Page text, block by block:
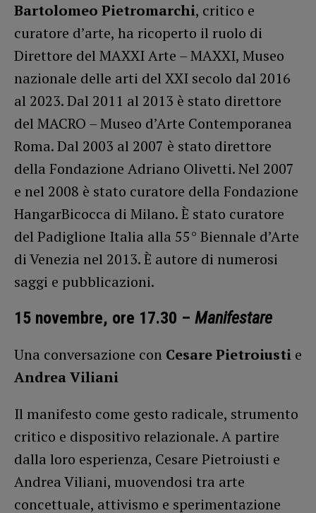
Bartolomeo Pietromarchi, critico e
curatore d’arte, ha ricoperto il ruolo di
Direttore del MAXXI Arte – MAXXI, Museo
nazionale delle arti del XXI secolo dal 2016
al 2023. Dal 2011 al 2013 è stato direttore
del MACRO – Museo d’Arte Contemporanea
Roma. Dal 2003 al 2007 è stato direttore
della Fondazione Adriano Olivetti. Nel 2007
e nel 2008 è stato curatore della Fondazione
HangarBicocca di Milano. È stato curatore
del Padiglione Italia alla 55° Biennale d’Arte
di Venezia nel 2013. È autore di numerosi
saggi e pubblicazioni.
15 novembre, ore 17.30 – Manifestare
Una conversazione con Cesare Pietroiusti e
Andrea Viliani
Il manifesto come gesto radicale, strumento
critico e dispositivo relazionale. A partire
dalla loro esperienza, Cesare Pietroiusti e
Andrea Viliani, muovendosi tra arte
concettuale, attivismo e sperimentazione